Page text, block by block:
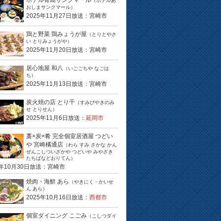
おしまサンクマール）
2025年11月27日放送：宮崎市
鶏と野菜 鶏みょうが屋 （とりとやさ
い とりみょうがや）
2025年11月20日放送：宮崎市
居心地屋 和八 （いごごちや なごは
ち）
2025年11月13日放送：宮崎市
炭火焼の店 とり千 （すみびやきのみ
せ とりせん）
2025年11月6日放送： 延岡市
藁×炭×肴 完全個室居酒屋 つどい
や 宮崎橘通店 （わら すみ さかな かん
ぜんこしついざかや つどいや みやざき
たちばなどおりてん）
10月30日放送：宮崎市
焼肉・海鮮 あら
（やきにく・かいせ
ん あら）
2025年10月16日放送： 西都市
個室ダイニング こごみ （こしつダイ